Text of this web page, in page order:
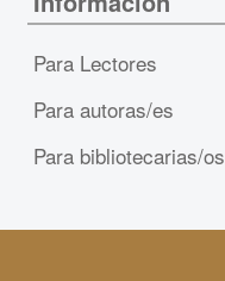
Para Lectores
Para autoras/es
Para bibliotecarias/os